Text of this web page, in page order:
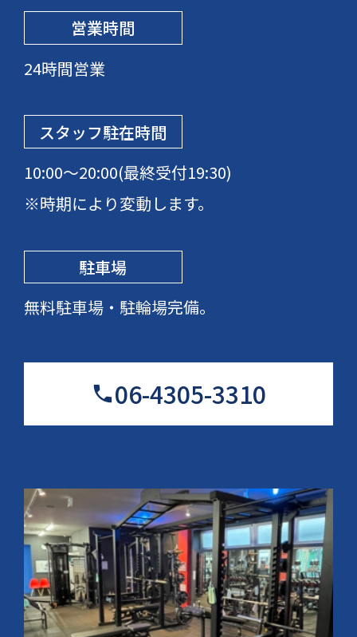
営業時間
24時間営業
スタッフ駐在時間
10:00～20:00(最終受付19:30)
※時期により変動します。
駐車場
無料駐車場・駐輪場完備。
06-4305-3310